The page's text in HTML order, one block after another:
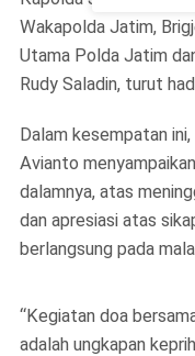
Wakapolda Jatim,
Utama Polda Jatim
Rudy Saladin, turut
Dalam kesempatan
Avianto
dalamnya, atas
dan apresiasi atas
berlangsung pada
“Kegiatan doa
adalah ungkapan